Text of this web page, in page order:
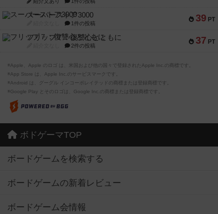
39 PT
スーパーストア3000
1件の投稿
37 PT
フリップ７：復讐心とともに
2件の投稿
※Apple、Apple のロゴ は、米国および他の国々で登録されたApple Inc.の商標です。
※App Store は、Apple Inc.のサービスマークです。
※Android は、グーグル インコーポレイテッドの商標または登録商標です。
※Google Play とそのロゴは、Google Inc.の商標または登録商標です。
ボドゲーマTOP
ボードゲームを検索する
ボードゲームの新着レビュー
ボードゲーム会情報